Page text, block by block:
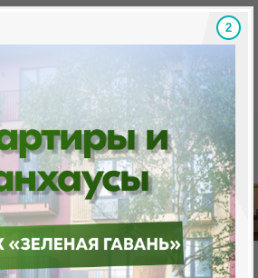
бонусы Готовые
Минска «Минск Мир»
«Северная Америка»
1